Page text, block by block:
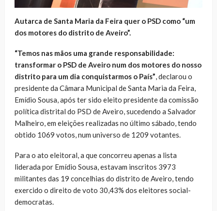
Autarca de Santa Maria da Feira quer o PSD como “um
dos motores do distrito de Aveiro”.
“Temos nas mãos uma grande responsabilidade:
transformar o PSD de Aveiro num dos motores do nosso
distrito para um dia conquistarmos o País”, declarou o
presidente da Câmara Municipal de Santa Maria da Feira,
Emídio Sousa, após ter sido eleito presidente da comissão
política distrital do PSD de Aveiro, sucedendo a Salvador
Malheiro, em eleições realizadas no último sábado, tendo
obtido 1069 votos, num universo de 1209 votantes.
Para o ato eleitoral, a que concorreu apenas a lista
liderada por Emídio Sousa, estavam inscritos 3973
militantes das 19 concelhias do distrito de Aveiro, tendo
exercido o direito de voto 30,43% dos eleitores social-
democratas.